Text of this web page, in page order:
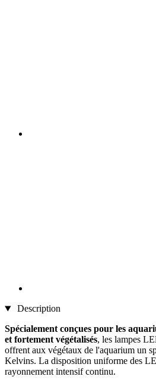
Description
Spécialement conçues pour les
et fortement végétalisés, les lampes
offrent aux végétaux de l'aquarium un
Kelvins. La disposition uniforme des
rayonnement intensif continu.